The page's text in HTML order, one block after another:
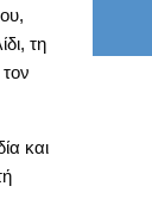
τη
και